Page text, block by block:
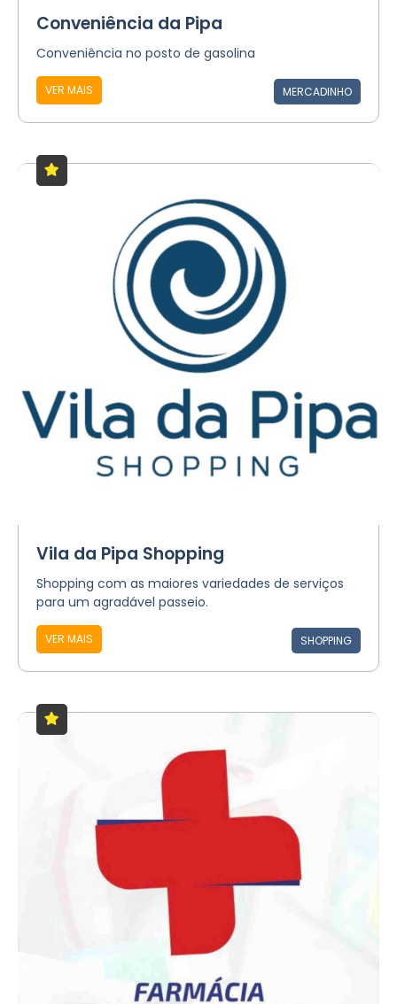
Conveniência da Pipa
Conveniência no posto de gasolina
VER MAIS MERCADINHO
Vila da Pipa Shopping
Shopping com as maiores variedades de serviços
para um agradável passeio.
VER MAIS SHOPPING